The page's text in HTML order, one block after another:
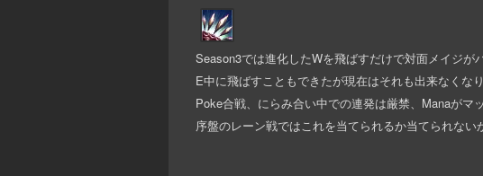
Season3では進化したWを飛ばすだけで対面メイジ
E中に飛ばすこともできたが現在はそれも出来なくな
Poke合戦、にらみ合い中での連発は厳禁、Manaがマ
序盤のレーン戦ではこれを当てられるか当てられない